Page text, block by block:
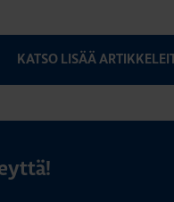
KATSO LISÄÄ